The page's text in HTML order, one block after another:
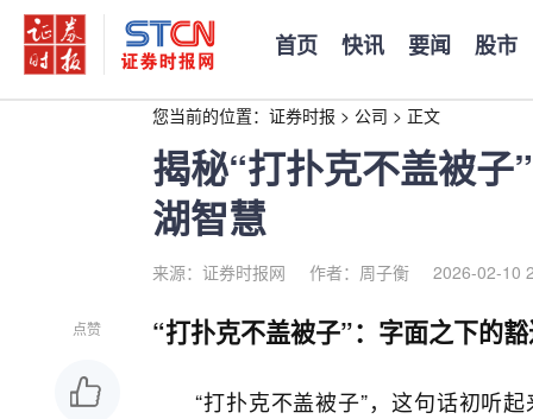
首页 快讯 要闻 股市
您当前的位置： 证券时报 > 公司 > 正文
揭秘“打扑克不盖被
湖智慧
来源：证券时报网 作者：周子衡 2026-02-10
点赞 “打扑克不盖被子”：字面之下的
“打扑克不盖被子”，这句话初听